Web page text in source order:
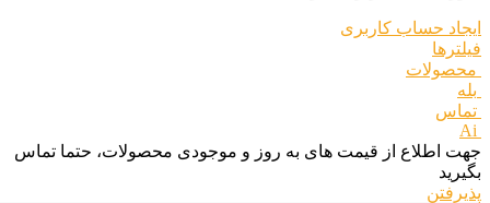
ایجاد حساب کاربری
فیلترها
محصولات
بله
تماس
Ai
جهت اطلاع از قیمت های به روز و موجودی محصولات، حتما تماس
بگیرید
پذیرفتن